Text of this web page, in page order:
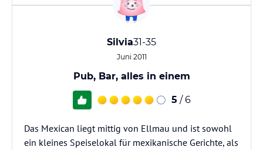
Silvia31-35
Juni 2011
Pub, Bar, alles in einem
5 / 6
Das Mexican liegt mittig von Ellmau und ist sowohl
ein kleines Speiselokal für mexikanische Gerichte, als